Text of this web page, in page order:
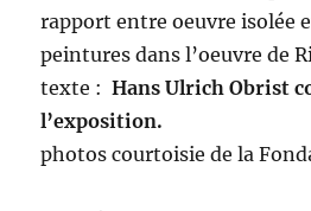
rapport entre oeuvre isolée
peintures dans l’oeuvre de
texte : Hans Ulrich Obrist
l’exposition.
photos courtoisie de la